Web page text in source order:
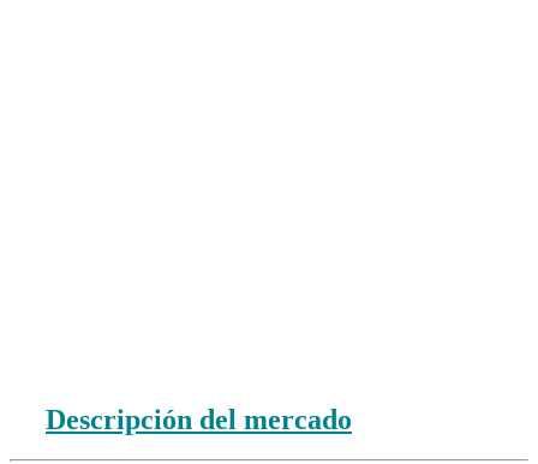
Descripción del mercado